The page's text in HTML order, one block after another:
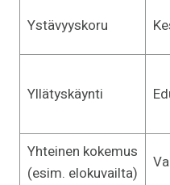
Ystävyyskoru
Yllätyskäynti
Yhteinen kokemus
(esim. elokuvailta)